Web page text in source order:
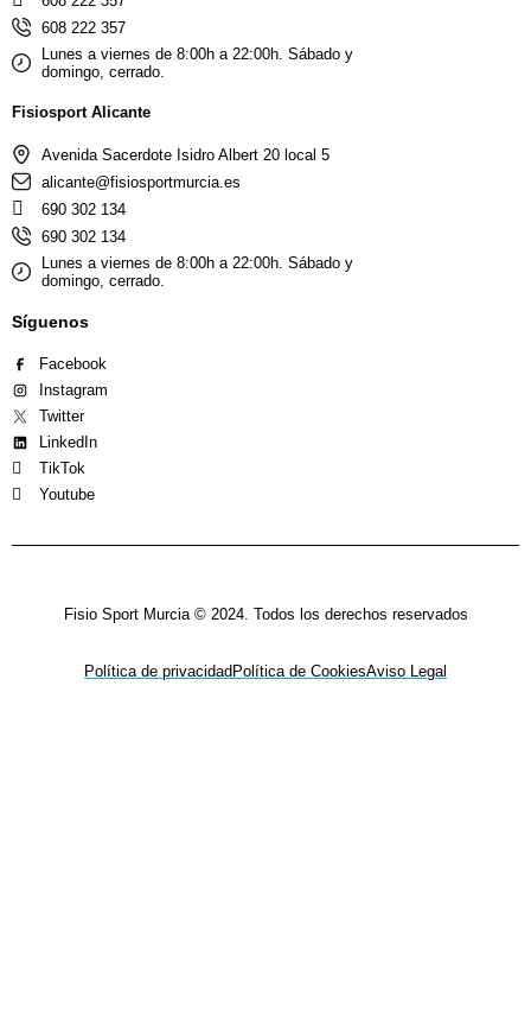
608 222 357
Lunes a viernes de 8:00h a 22:00h. Sábado y
domingo, cerrado.
Fisiosport Alicante
Avenida Sacerdote Isidro Albert 20 local 5
alicante@fisiosportmurcia.es
690 302 134
690 302 134
Lunes a viernes de 8:00h a 22:00h. Sábado y
domingo, cerrado.
Síguenos
Facebook
Instagram
Twitter
LinkedIn
TikTok
Youtube
Fisio Sport Murcia © 2024. Todos los derechos reservados
Política de privacidad Política de CookiesAviso Legal